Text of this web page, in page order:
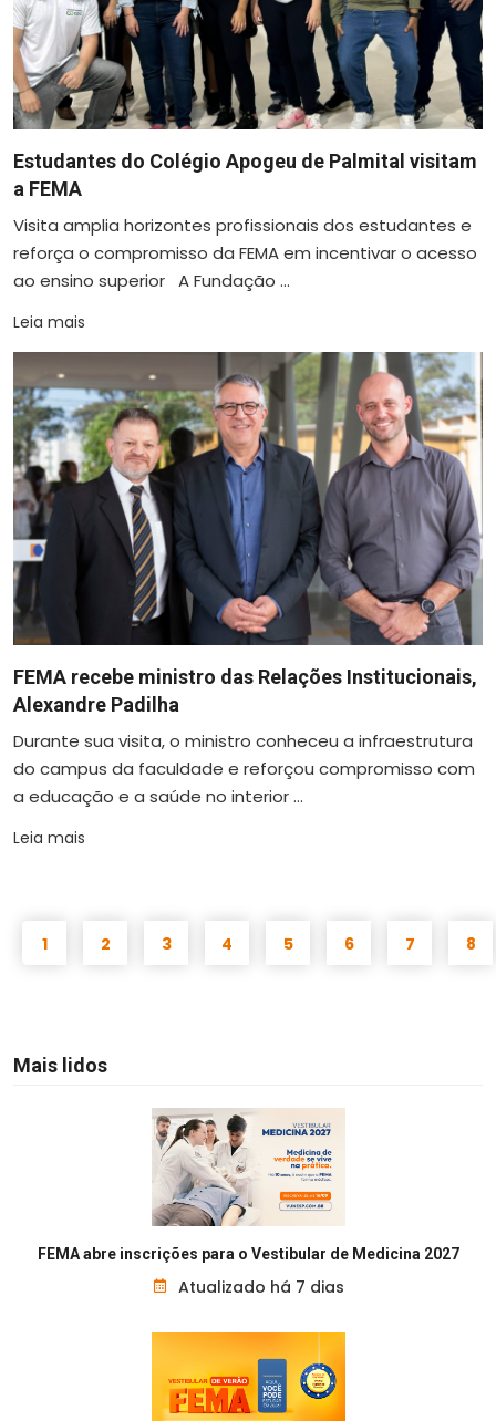
Estudantes do Colégio Apogeu de Palmital visitam
a FEMA
Visita amplia horizontes profissionais dos estudantes e
reforça o compromisso da FEMA em incentivar o acesso
ao ensino superior A Fundação ...
Leia mais
FEMA recebe ministro das Relações Institucionais,
Alexandre Padilha
Durante sua visita, o ministro conheceu a infraestrutura
do campus da faculdade e reforçou compromisso com
a educação e a saúde no interior ...
Leia mais
1 2 3 4 5 6 7 8
Mais lidos
FEMA abre inscrições para o Vestibular de Medicina 2027
Atualizado há 7 dias